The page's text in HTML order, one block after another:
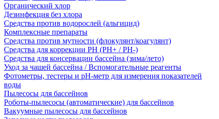
Органический хлор
Дезинфекция без хлора
Средства против водорослей (альгицид)
Комплексные препараты
Средства против мутности (флокулянт/коагулянт)
Средства для коррекции PH (PH+ / PH-)
Средства для консервации бассейна (зима/лето)
Уход за чашей бассейна / Вспомогательные реагенты
Фотометры, тестеры и рН-метр для измерения показателей
воды
Пылесосы для бассейнов
Роботы-пылесосы (автоматические) для бассейнов
Вакуумные пылесосы для бассейнов